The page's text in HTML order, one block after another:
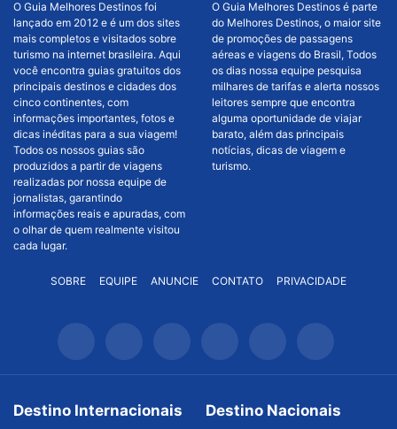
O Guia Melhores Destinos foi
lançado em 2012 e é um dos sites
mais completos e visitados sobre
turismo na internet brasileira. Aqui
você encontra guias gratuitos dos
principais destinos e cidades dos
cinco continentes, com
informações importantes, fotos e
dicas inéditas para a sua viagem!
Todos os nossos guias são
produzidos a partir de viagens
realizadas por nossa equipe de
jornalistas, garantindo
informações reais e apuradas, com
o olhar de quem realmente visitou
cada lugar.
O Guia Melhores Destinos é parte
do Melhores Destinos, o maior site
de promoções de passagens
aéreas e viagens do Brasil, Todos
os dias nossa equipe pesquisa
milhares de tarifas e alerta nossos
leitores sempre que encontra
alguma oportunidade de viajar
barato, além das principais
notícias, dicas de viagem e
turismo.
SOBRE EQUIPE ANUNCIE CONTATO PRIVACIDADE
Destino Internacionais Destino Nacionais